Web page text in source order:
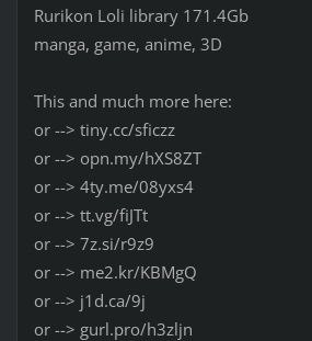
Rurikon Lоli library 171.4Gb
manga, game, anime, 3D
This and much more here:
or --> tiny.cc/sficzz
or --> opn.my/hXS8ZT
or --> 4ty.me/08yxs4
or --> tt.vg/fiJTt
or --> 7z.si/r9z9
or --> me2.kr/KBMgQ
or --> j1d.ca/9j
or --> gurl.pro/h3zljn